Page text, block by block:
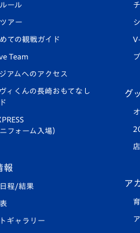
ール
アー
ての観戦ガイド
Team
アムへのアクセス
ィくんの長崎おもてなし
フォーム入場）
報
程/結果
ギャラリー
グ
ア